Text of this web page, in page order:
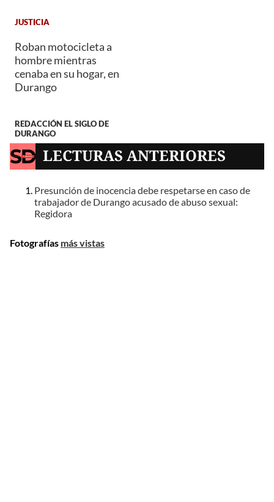
JUSTICIA
Roban motocicleta a
hombre mientras
cenaba en su hogar, en
Durango
REDACCIÓN EL SIGLO DE
DURANGO
LECTURAS ANTERIORES
Presunción de inocencia debe respetarse en caso de
trabajador de Durango acusado de abuso sexual:
Regidora
Fotografías más vistas